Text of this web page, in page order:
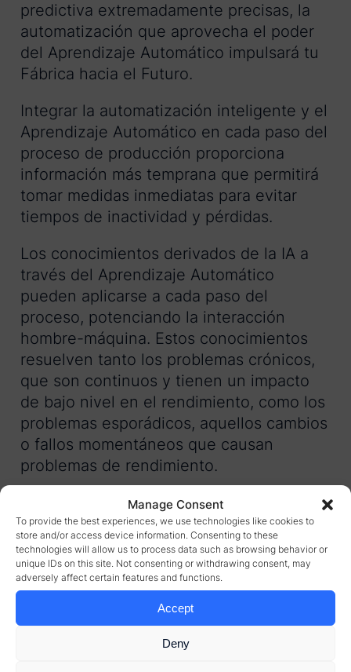
Manage Consent
To provide the best experiences, we use technologies like cookies to
store and/or access device information. Consenting to these
technologies will allow us to process data such as browsing behavior or
unique IDs on this site. Not consenting or withdrawing consent, may
adversely affect certain features and functions.
Accept
Deny
predictiva extremadamente precisas, la
automatización que aprovecha el poder
del Aprendizaje Automático impulsará tu
Fábrica hacia el Futuro.
Integrar la automatización inteligente y el
Aprendizaje Automático en cada paso del
proceso de producción proporciona
información más temprana que permitirá
tomar medidas inmediatas para evitar
tiempos de inactividad y pérdidas.
Los conocimientos derivados de la IA a
través del Aprendizaje Automático
pueden aplicarse a cada paso del
proceso, potenciando la interacción
hombre-máquina. Estos conocimientos
resuelven tanto los problemas crónicos,
que son continuos y tienen un impacto
de bajo nivel en el rendimiento, como los
problemas esporádicos, aquellos cambios
o fallos momentáneos que causan
problemas de rendimiento.
A medida que los fabricantes de todo el
mundo continúan su cambio hacia la
fábrica del futuro, las tecnologías de IA y
Aprendizaje Automático son cada vez
más fuertes, inteligentes y prácticas.
Aprendizaje Automático